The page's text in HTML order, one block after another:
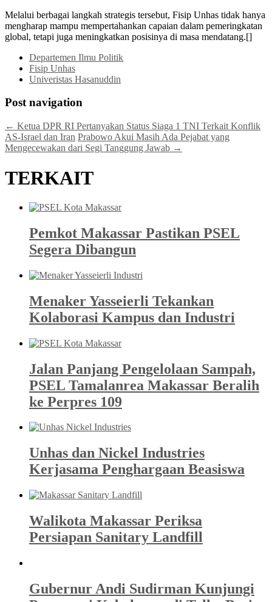
Melalui berbagai langkah strategis tersebut, Fisip Unhas tidak hanya
mengharap mampu mempertahankan capaian dalam pemeringkatan
global, tetapi juga meningkatkan posisinya di masa mendatang.[]
Departemen Ilmu Politik
Fisip Unhas
Univeristas Hasanuddin
Post navigation
← Ketua DPR RI Pertanyakan Status Siaga 1 TNI Terkait Konflik
AS-Israel dan Iran Prabowo Akui Masih Ada Pejabat yang
Mengecewakan dari Segi Tanggung Jawab →
TERKAIT
Pemkot Makassar Pastikan PSEL
Segera Dibangun
Menaker Yasseierli Tekankan
Kolaborasi Kampus dan Industri
Jalan Panjang Pengelolaan Sampah,
PSEL Tamalanrea Makassar Beralih
ke Perpres 109
Unhas dan Nickel Industries
Kerjasama Penghargaan Beasiswa
Walikota Makassar Periksa
Persiapan Sanitary Landfill
Gubernur Andi Sudirman Kunjungi